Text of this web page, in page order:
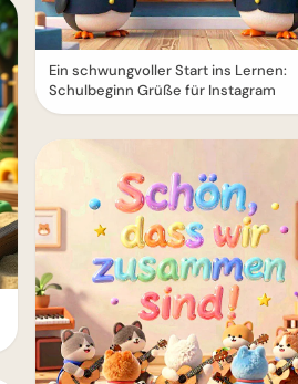
Ein schwungvoller Start ins Lernen:
Schulbeginn Grüße für Instagram